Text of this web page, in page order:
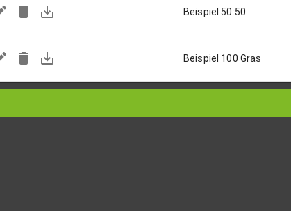
Beispiel 50:50
Beispiel 100 Gras